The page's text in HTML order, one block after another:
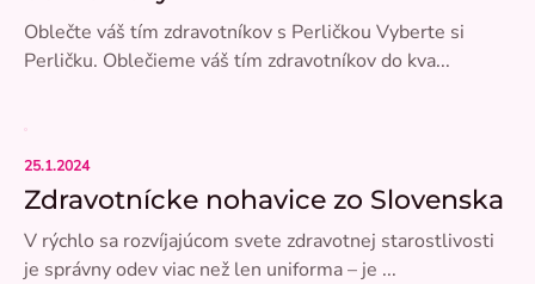
Oblečte váš tím zdravotníkov s Perličkou Vyberte si
Perličku. Oblečieme váš tím zdravotníkov do kva...
Zdravotnícke nohavice zo Slovenska
25.1.2024
V rýchlo sa rozvíjajúcom svete zdravotnej starostlivosti
je správny odev viac než len uniforma – je ...